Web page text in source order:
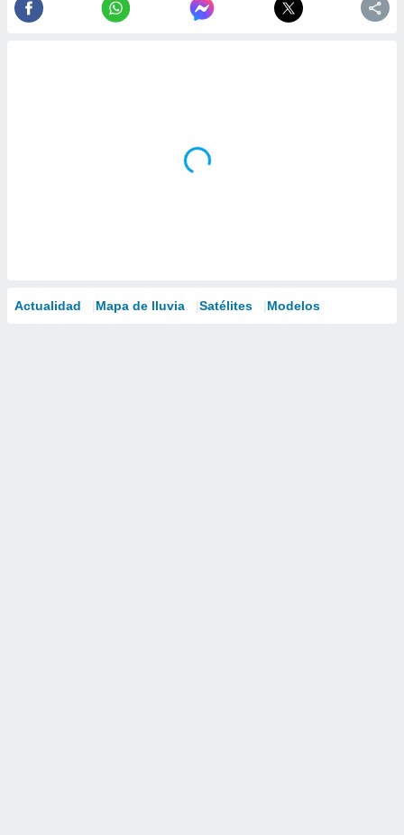
Actualidad Mapa de lluvia Satélites Modelos